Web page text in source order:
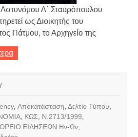
Α΄ Σταυρόπουλου
ως Διοικητής του
Πάτμου, το Αρχηγείο της
, Αποκατάσταση Δελτίο Τύπου
, ΚΩΣ Ν.2713/1999
ΕΙΔΗΣΕΩΝ Ην-Ων,